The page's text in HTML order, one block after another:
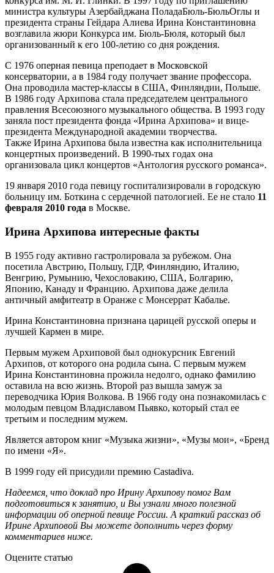
министра культуры Азербайджана ПоладаБюль-БюльОглы и
президента страны Гейдара Алиева Ирина Константиновна
возглавила жюри Конкурса им. Бюль-Бюля, который был
организованный к его 100-летию со дня рождения.
С 1976 оперная певица преподает в Московской
консерватории, а в 1984 году получает звание профессора.
Она проводила мастер-классы в США, Финляндии, Польше.
В 1986 году Архипова стала председателем центрального
правления Всесоюзного музыкального общества. В 1993 году
заняла пост президента фонда «Ирина Архипова» и вице-
президента Международной академии творчества.
Также Ирина Архипова была известна как исполнительница
концертных произведений. В 1990-тых годах она
организовала цикл концертов «Антология русского романса».
19 января 2010 года певицу госпитализировали в городскую
больницу им. Боткина с сердечной патологией. Ее не стало 11
февраля 2010 года в Москве.
Ирина Архипова интересные факты
В 1955 году активно гастролировала за рубежом. Она
посетила Австрию, Польшу, ГДР, Финляндию, Италию,
Венгрию, Румынию, Чехословакию, США, Болгарию,
Японию, Канаду и Францию. Архипова даже делила
античный амфитеатр в Оранже с Монсеррат Кабалье.
Ирина Константиновна признана царицей русской оперы и
лучшей Кармен в мире.
Первым мужем Архиповой был однокурсник Евгений
Архипов, от которого она родила сына. С первым мужем
Ирина Константиновна прожила недолго, однако фамилию
оставила на всю жизнь. Второй раз вышла замуж за
переводчика Юрия Волкова. В 1966 году она познакомилась с
молодым певцом Владиславом Пьявко, который стал ее
третьим и последним мужем.
Является автором книг «Музыка жизни», «Музы мои», «Бренд
по имени «Я».
В 1999 году ей присудили премию Castadiva.
Надеемся, что доклад про Ирину Архипову помог Вам
подготовиться к занятию, и Вы узнали много полезной
информации об оперной певице России. А краткий рассказ об
Ирине Архиповой Вы можете дополнить через форму
комментариев ниже.
Оцените статью